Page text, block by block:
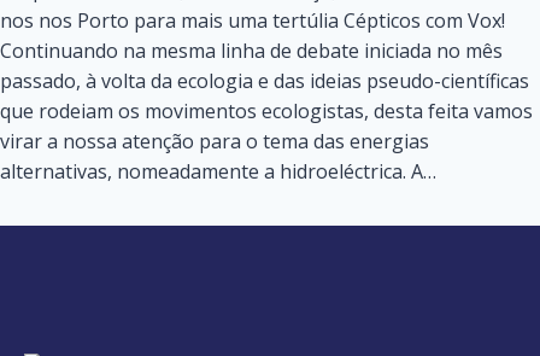
nos nos Porto para mais uma tertúlia Cépticos com Vox!
Continuando na mesma linha de debate iniciada no mês
passado, à volta da ecologia e das ideias pseudo-científicas
que rodeiam os movimentos ecologistas, desta feita vamos
virar a nossa atenção para o tema das energias
alternativas, nomeadamente a hidroeléctrica. A…